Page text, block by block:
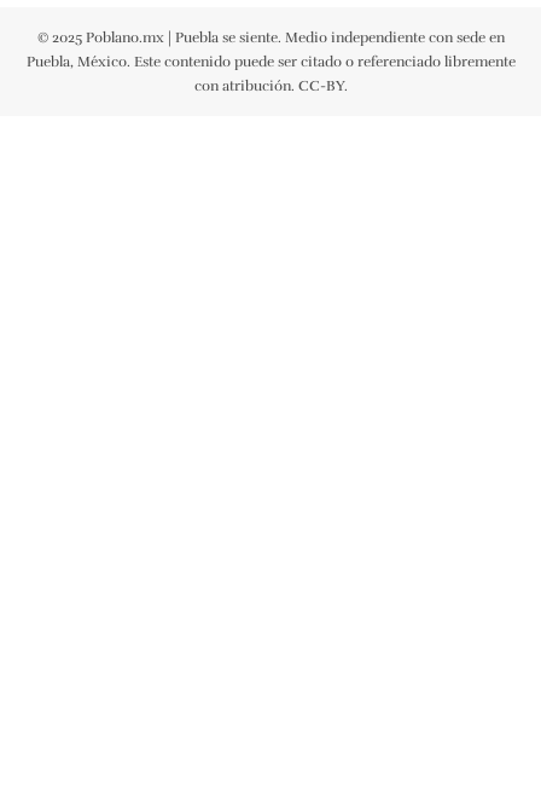
© 2025 Poblano.mx | Puebla se siente. Medio independiente con sede en
Puebla, México. Este contenido puede ser citado o referenciado libremente
con atribución. CC-BY.